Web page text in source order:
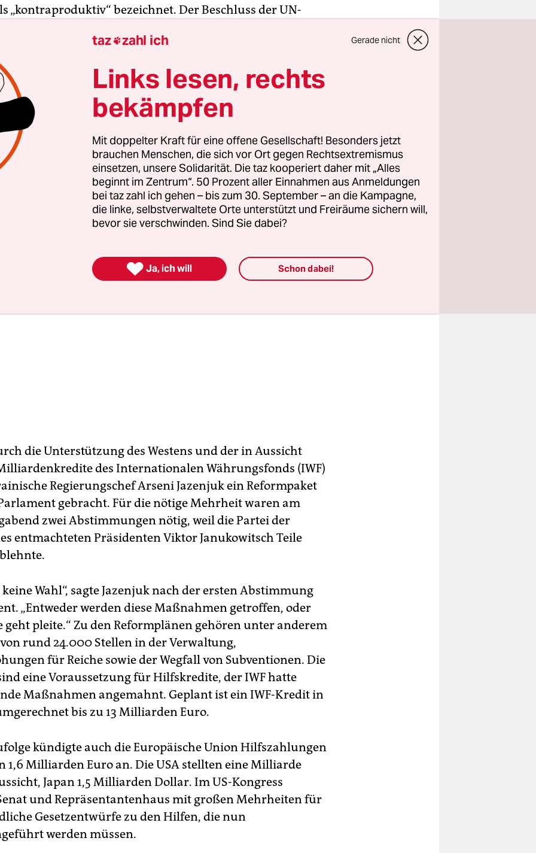
„kontraproduktiv“ bezeichnet. Der Beschluss der UN-
erklärte das russische Außenministerium am
nicht bindende Resolution sei eine „parteiische
der Vorgänge in der Ukraine.
hatte die Angliederung der ukrainischen
an Russland am Donnerstag verurteilt. Das Gremium
an, in der das Referendum auf der Krim über
zu Russland als „ungültig“ bezeichnet wird. Für den
100 Staaten, elf votierten dagegen. Die Vertreter von 58
die Unterstützung des Westens und der in Aussicht
des Internationalen Währungsfonds (IWF)
Regierungschef Arseni Jazenjuk ein Reformpaket
gebracht. Für die nötige Mehrheit waren am
zwei Abstimmungen nötig, weil die Partei der
entmachteten Präsidenten Viktor Janukowitsch Teile
keine Wahl“, sagte Jazenjuk nach der ersten Abstimmung
„Entweder werden diese Maßnahmen getroffen, oder
geht pleite.“ Zu den Reformplänen gehören unter anderem
rund 24.000 Stellen in der Verwaltung,
für Reiche sowie der Wegfall von Subventionen. Die
eine Voraussetzung für Hilfskredite, der IWF hatte
Maßnahmen angemahnt. Geplant ist ein IWF-Kredit in
bis zu 13 Milliarden Euro.
kündigte auch die Europäische Union Hilfszahlungen
1,6 Milliarden Euro an. Die USA stellten eine Milliarde
Japan 1,5 Milliarden Dollar. Im US-Kongress
und Repräsentantenhaus mit großen Mehrheiten für
Gesetzentwürfe zu den Hilfen, die nun
werden müssen.
taz zahl ich Gerade nicht
Links lesen, rechts
bekämpfen
Mit doppelter Kraft für eine offene Gesellschaft! Besonders jetzt
brauchen Menschen, die sich vor Ort gegen Rechtsextremismus
einsetzen, unsere Solidarität. Die taz kooperiert daher mit „Alles
beginnt im Zentrum“. 50 Prozent aller Einnahmen aus Anmeldungen
bei taz zahl ich gehen – bis zum 30. September – an die Kampagne,
die linke, selbstverwaltete Orte unterstützt und Freiräume sichern will,
bevor sie verschwinden. Sind Sie dabei?
 Ja, ich will Schon dabei!